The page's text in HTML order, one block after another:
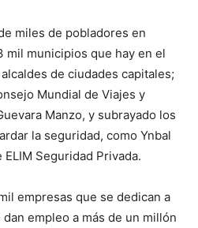
miles de pobladores en
mil municipios que hay en el
de ciudades capitales;
Mundial de Viajes y
Manzo, y subrayado los
la seguridad, como Ynbal
Seguridad Privada.
empresas que se dedican a
empleo a más de un millón